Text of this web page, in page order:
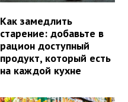
Как замедлить
старение: добавьте в
рацион доступный
продукт, который есть
на каждой кухне